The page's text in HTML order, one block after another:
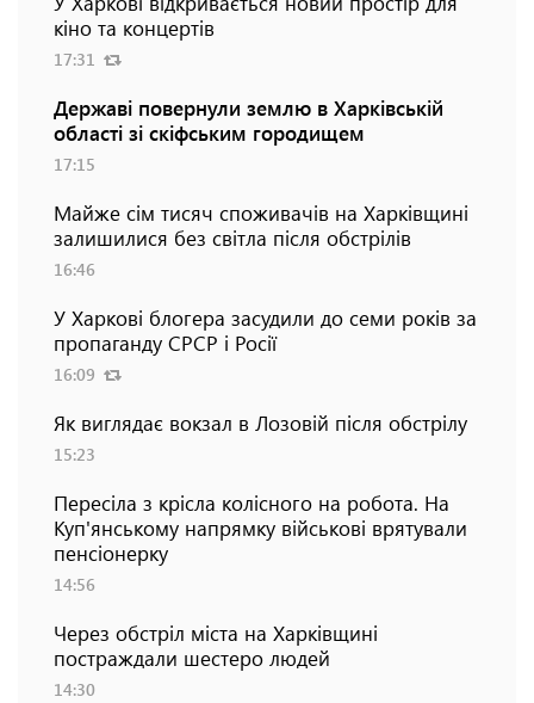
кіно та концертів
17:31
Державі повернули землю в Харківській
області зі скіфським городищем
17:15
Майже сім тисяч споживачів на Харківщині
залишилися без світла після обстрілів
16:46
У Харкові блогера засудили до семи років за
пропаганду СРСР і Росії
16:09
Як виглядає вокзал в Лозовій після обстрілу
15:23
Пересіла з крісла колісного на робота. На
Куп'янському напрямку військові врятували
пенсіонерку
14:56
Через обстріл міста на Харківщині
постраждали шестеро людей
14:30